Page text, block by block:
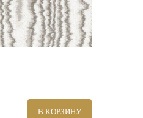
В КОРЗИНУ